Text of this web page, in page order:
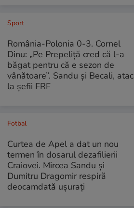
Sport
România-Polonia 0-3. Cornel
Dinu: „Pe Prepeliță cred că l-a
băgat pentru că e sezon de
vânătoare”. Sandu şi Becali, atac
la şefii FRF
Fotbal
Curtea de Apel a dat un nou
termen în dosarul dezafilierii
Craiovei. Mircea Sandu și
Dumitru Dragomir respiră
deocamdată ușurați